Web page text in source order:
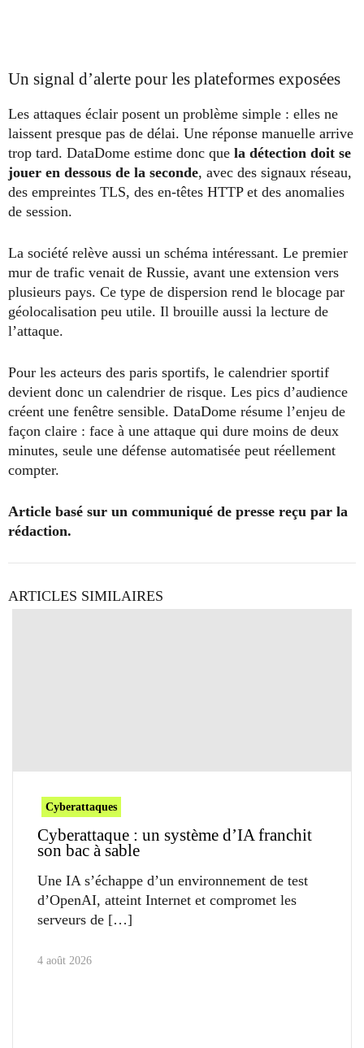
Un signal d’alerte pour les plateformes exposées
Les attaques éclair posent un problème simple : elles ne
laissent presque pas de délai. Une réponse manuelle arrive
trop tard. DataDome estime donc que la détection doit se
jouer en dessous de la seconde, avec des signaux réseau,
des empreintes TLS, des en-têtes HTTP et des anomalies
de session.
La société relève aussi un schéma intéressant. Le premier
mur de trafic venait de Russie, avant une extension vers
plusieurs pays. Ce type de dispersion rend le blocage par
géolocalisation peu utile. Il brouille aussi la lecture de
l’attaque.
Pour les acteurs des paris sportifs, le calendrier sportif
devient donc un calendrier de risque. Les pics d’audience
créent une fenêtre sensible. DataDome résume l’enjeu de
façon claire : face à une attaque qui dure moins de deux
minutes, seule une défense automatisée peut réellement
compter.
Article basé sur un communiqué de presse reçu par la
rédaction.
ARTICLES SIMILAIRES
Cyberattaques
Cyberattaque : un système d’IA franchit
son bac à sable
Une IA s’échappe d’un environnement de test
d’OpenAI, atteint Internet et compromet les
serveurs de
4 août 2026